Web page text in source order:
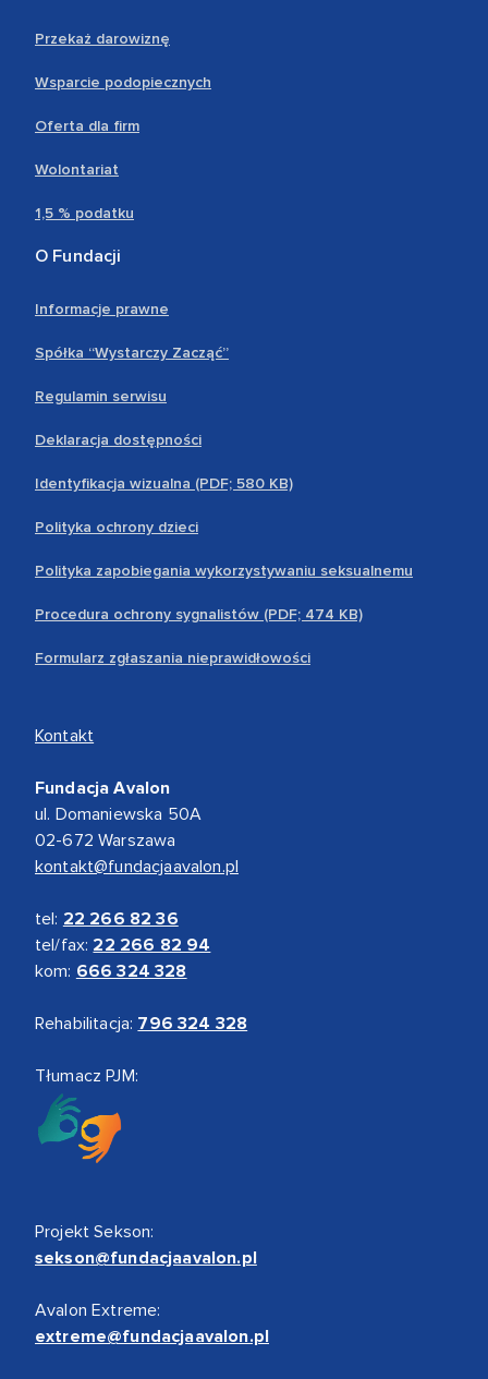
Przekaż darowiznę
Wsparcie podopiecznych
Oferta dla firm
Wolontariat
1,5 % podatku
O Fundacji
Informacje prawne
Spółka “Wystarczy Zacząć”
Regulamin serwisu
Deklaracja dostępności
Identyfikacja wizualna (PDF; 580 KB)
Polityka ochrony dzieci
Polityka zapobiegania wykorzystywaniu seksualnemu
Procedura ochrony sygnalistów (PDF; 474 KB)
Formularz zgłaszania nieprawidłowości
Kontakt
Fundacja Avalon
ul. Domaniewska 50A
02-672 Warszawa
kontakt@fundacjaavalon.pl
tel: 22 266 82 36
tel/fax: 22 266 82 94
kom: 666 324 328
Rehabilitacja: 796 324 328
Tłumacz PJM:
Projekt Sekson:
sekson@fundacjaavalon.pl
Avalon Extreme:
extreme@fundacjaavalon.pl